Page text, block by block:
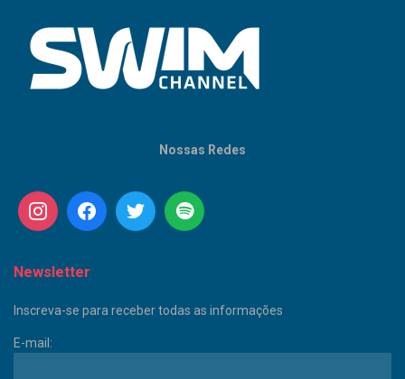
Nossas Redes
Newsletter
Inscreva-se para receber todas as informações
E-mail: